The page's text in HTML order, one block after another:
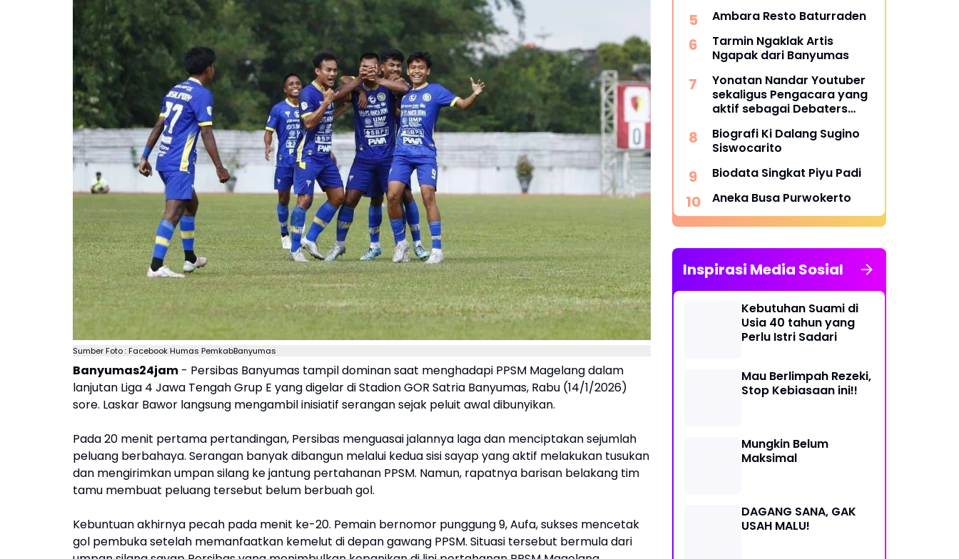
Sumber Foto : Facebook Humas PemkabBanyumas
Banyumas24jam - Persibas Banyumas tampil dominan saat menghadapi PPSM Magelang dalam
lanjutan Liga 4 Jawa Tengah Grup E yang digelar di Stadion GOR Satria Banyumas, Rabu (14/1/2026)
sore. Laskar Bawor langsung mengambil inisiatif serangan sejak peluit awal dibunyikan.
Pada 20 menit pertama pertandingan, Persibas menguasai jalannya laga dan menciptakan sejumlah
peluang berbahaya. Serangan banyak dibangun melalui kedua sisi sayap yang aktif melakukan tusukan
dan mengirimkan umpan silang ke jantung pertahanan PPSM. Namun, rapatnya barisan belakang tim
tamu membuat peluang tersebut belum berbuah gol.
Kebuntuan akhirnya pecah pada menit ke-20. Pemain bernomor punggung 9, Aufa, sukses mencetak
gol pembuka setelah memanfaatkan kemelut di depan gawang PPSM. Situasi tersebut bermula dari
Ambara Resto Baturraden
Tarmin Ngaklak Artis
Ngapak dari Banyumas
Yonatan Nandar Youtuber
sekaligus Pengacara yang
aktif sebagai Debaters
TikTok
Biografi Ki Dalang Sugino
Siswocarito
Biodata Singkat Piyu Padi
Aneka Busa Purwokerto
Inspirasi Media Sosial
Kebutuhan Suami di
Usia 40 tahun yang
Perlu Istri Sadari
Mau Berlimpah Rezeki,
Stop Kebiasaan ini!!
Mungkin Belum
Maksimal
DAGANG SANA, GAK
USAH MALU!